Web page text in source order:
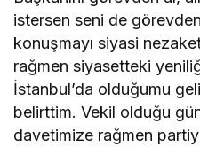
istersen seni de görevden
konuşmayı siyasi
rağmen siyasetteki
İstanbul’da olduğumu
belirttim. Vekil olduğu
davetimize rağmen